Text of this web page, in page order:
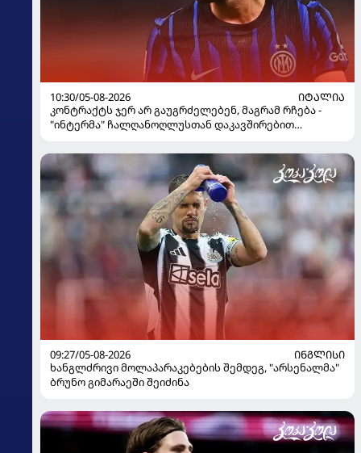
10:30/05-08-2026
ᲘᲢᲐᲚᲘᲐ
კონტრაქტს ჯერ არ გაუგრძელებენ, მაგრამ რჩება -
"ინტერმა" ჩალღანოღლუსთან დაკავშირებით
09:27/05-08-2026
ᲘᲜᲒᲚᲘᲡᲘ
ხანგლძრივი მოლაპარაკებების შემდეგ, "არსენალმა"
ბრუნო გიმარაეში შეიძინა